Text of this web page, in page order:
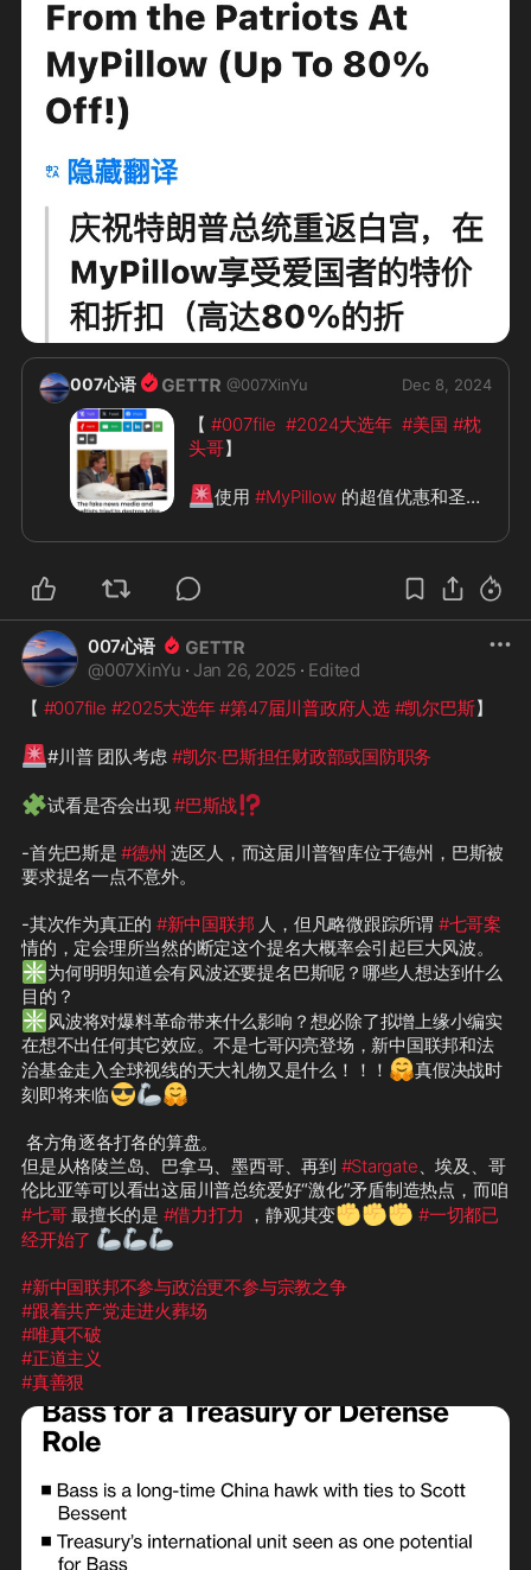
  总之，2025年不破不立之年！全球灭
共形势一片大好！如果是真战友不悲不
乐！保持平常心！站稳队形！迎接最黑
#新中国联邦不参与政治更不参与宗教
之争
#新中国联邦必胜
#中共你完啦
007心语 @007XinYu Dec 8, 2024
【 #007file #2024大选年 #美国 #枕
头哥】
🚨使用 #MyPillow 的超值优惠和圣诞
75% 的折扣！）
🧩
前几天一不小心被排入热点人物榜
的 #mikerindel 出场
纷纷入场，精彩绝伦🔥
007心语
@007XinYu · Jan 26, 2025 · Edited
【 #007file #2025大选年#第47届川普政府人选 #凯尔巴斯】
🚨#川普 团队考虑 #凯尔·巴斯担任财政部或国防职务
🧩试看是否会出现 #巴斯战⁉️
-首先巴斯是 #德州 选区人，而这届川普智库位于德州，巴斯被
要求提名一点不意外。
-其次作为真正的 #新中国联邦 人，但凡略微跟踪所谓 #七哥案
❇️ 为何明明知道会有风波还要提名巴斯呢？哪些人想达到什么
❇️ 风波将对爆料革命带来什么影响？想必除了拟增上缘小编实
在想不出任何其它效应。不是七哥闪亮登场，新中国联邦和法
治基金走入全球视线的天大礼物又是什么！！！ 🤗真假决战时
刻即将来临😎🦾🤗
但是从格陵兰岛、巴拿马、墨西哥、再到 #Stargate、埃及、哥
#七哥 最擅长的是 #借力打力 ，静观其变✊ ✊ ✊
#一切都已
经开始了 🦾🦾🦾
#新中国联邦不参与政治更不参与宗教之争
#跟着共产党走进火葬场
#唯真不破
#正道主义
#真善狠